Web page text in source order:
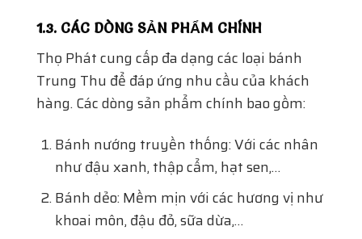
1.3. CÁC DÒNG SẢN PHẨM CHÍNH
Thọ Phát cung cấp đa dạng các loại bánh
Trung Thu để đáp ứng nhu cầu của khách
hàng. Các dòng sản phẩm chính bao gồm:
Bánh nướng truyền thống: Với các nhân
như đậu xanh, thập cẩm, hạt sen,…
Bánh dẻo: Mềm mịn với các hương vị như
khoai môn, đậu đỏ, sữa dừa,…